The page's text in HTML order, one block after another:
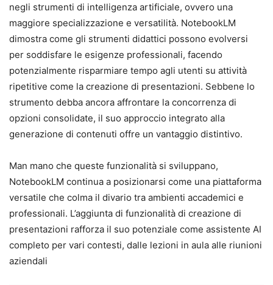
negli strumenti di intelligenza artificiale, ovvero una
maggiore specializzazione e versatilità. NotebookLM
dimostra come gli strumenti didattici possono evolversi
per soddisfare le esigenze professionali, facendo
potenzialmente risparmiare tempo agli utenti su attività
ripetitive come la creazione di presentazioni. Sebbene lo
strumento debba ancora affrontare la concorrenza di
opzioni consolidate, il suo approccio integrato alla
generazione di contenuti offre un vantaggio distintivo.
Man mano che queste funzionalità si sviluppano,
NotebookLM continua a posizionarsi come una piattaforma
versatile che colma il divario tra ambienti accademici e
professionali. L’aggiunta di funzionalità di creazione di
presentazioni rafforza il suo potenziale come assistente AI
completo per vari contesti, dalle lezioni in aula alle riunioni
aziendali